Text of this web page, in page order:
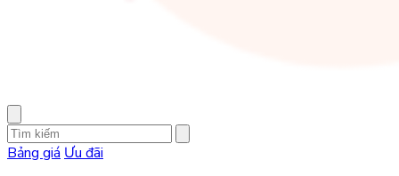
Bảng giá Ưu đãi